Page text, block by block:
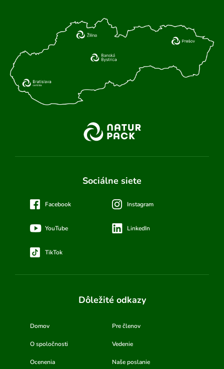
Sociálne siete
Facebook Instagram
YouTube LinkedIn
TikTok
Dôležité odkazy
Domov Pre členov
O spoločnosti Vedenie
Ocenenia Naše poslanie